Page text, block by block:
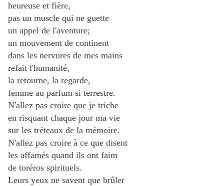
heureuse et fière,
pas un muscle qui ne guette
un appel de l'aventure;
un mouvement de continent
dans les nervures de mes mains
refait l'humanité,
la retourne, la regarde,
femme au parfum si terrestre.
N'allez pas croire que je triche
en risquant chaque jour ma vie
sur les tréteaux de la mémoire.
N'allez pas croire à ce que disent
les affamés quand ils ont faim
de toréros spirituels.
Leurs yeux ne savent que brûler